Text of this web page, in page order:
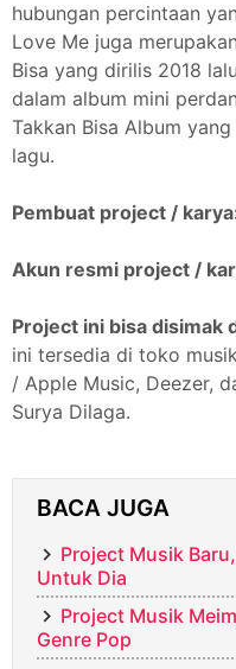
hubungan percintaan
Love Me juga
Bisa yang dirilis 2018
dalam album mini
Takkan Bisa Album
lagu.
Pembuat project /
Akun resmi project /
Project ini bisa disimak
ini tersedia di toko
/ Apple Music, Deezer,
Surya Dilaga.
BACA JUGA
Project Musik
Untuk Dia
Project Musik
Genre Pop